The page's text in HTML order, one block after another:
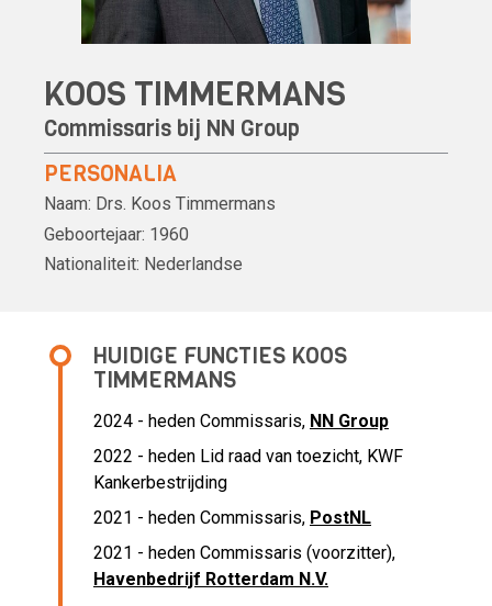
KOOS TIMMERMANS
Commissaris bij NN Group
PERSONALIA
Naam: Drs. Koos Timmermans
Geboortejaar: 1960
Nationaliteit: Nederlandse
HUIDIGE FUNCTIES KOOS
TIMMERMANS
2024 - heden Commissaris, NN Group
2022 - heden Lid raad van toezicht, KWF
Kankerbestrijding
2021 - heden Commissaris, PostNL
2021 - heden Commissaris (voorzitter),
Havenbedrijf Rotterdam N.V.